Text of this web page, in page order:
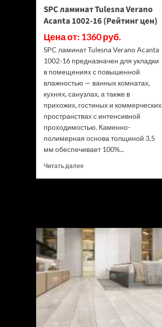
SPC ламинат Tulesna Verano
Acanta 1002-16 (Рейтинг цен)
Цена от: 1360 руб.
SPC ламинат Tulesna Verano Acanta
1002-16 предназначен для укладки
в помещениях с повышенной
влажностью — ванных комнатах,
кухнях, санузлах, а также в
прихожих, гостиных и коммерческих
пространствах с интенсивной
проходимостью. Каменно-
полимерная основа толщиной 3,5
мм обеспечивает 100%...
Читать далееПрочитать
Acanta
1002-
16
(Рейтинг
цен)